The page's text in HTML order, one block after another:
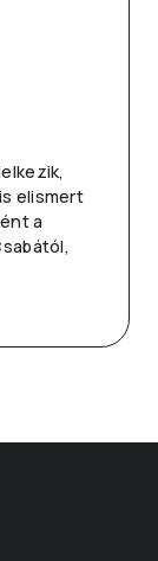
elismert
a